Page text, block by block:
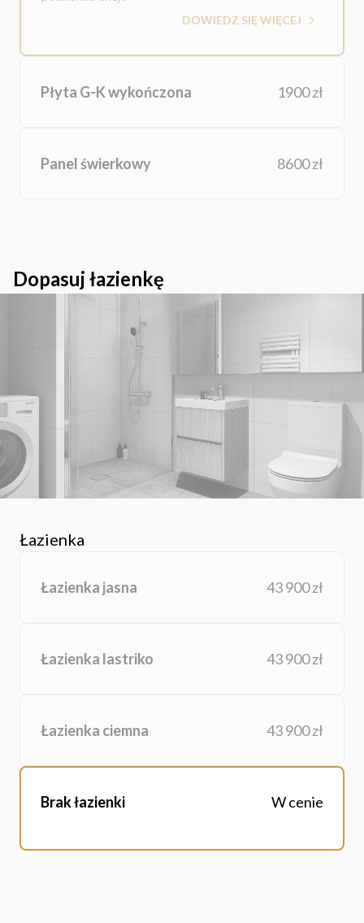
DOWIEDZ SIĘ WIĘCEJ
Płyta G-K wykończona 1900 zł
Panel świerkowy 8600 zł
Dopasuj łazienkę
Łazienka
Łazienka jasna 43 900 zł
Łazienka lastriko 43 900 zł
Łazienka ciemna 43 900 zł
Brak łazienki W cenie